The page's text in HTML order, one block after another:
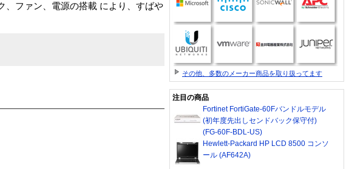
、ファン、電源の搭載 により、すばや
その他、多数のメーカー商品を取り扱ってます
注目の商品
Fortinet FortiGate-60Fバンドルモデル
(初年度先出しセンドバック保守付)
(FG-60F-BDL-US)
Hewlett-Packard HP LCD 8500 コンソ
ール (AF642A)